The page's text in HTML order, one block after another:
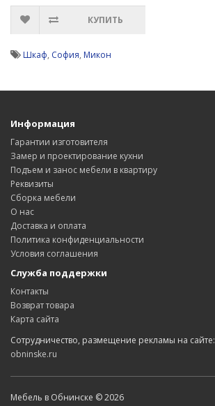
КУПИТЬ
Шкаф, София, Микон
Информация
Гарантии изготовителя
Замер и проектирование кухни
Подъем и занос мебели в квартиру
Реквизиты
Сборка мебели
О нас
Доставка и оплата
Политика конфиденциальности
Условия соглашения
Служба поддержки
Контакты
Возврат товара
Карта сайта
Сотрудничество, размещение рекламы на сайте:
obninske.ru
Мебель в Обнинске © 2026